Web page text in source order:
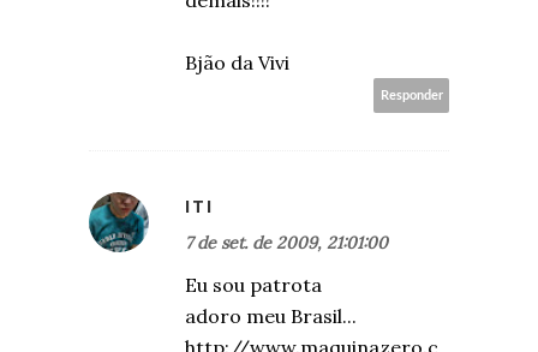
Bjão da Vivi
Responder
ITI
7 de set. de 2009, 21:01:00
Eu sou patrota
adoro meu Brasil...
http://www.maquinazero.c